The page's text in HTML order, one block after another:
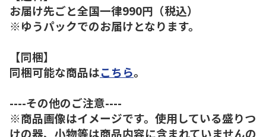
お届け先ごと全国一律990円（税込）
※ゆうパックでのお届けとなります。
【同梱】
同梱可能な商品はこちら。
----その他のご注意----
※商品画像はイメージです。使用している盛りつ
けの器、小物等は商品内容に含まれていませんの